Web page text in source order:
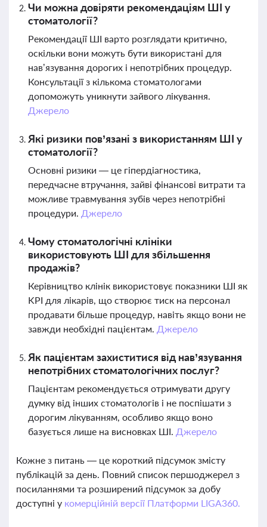
Чи можна довіряти рекомендаціям ШІ у
стоматології?
Рекомендації ШІ варто розглядати критично,
оскільки вони можуть бути використані для
нав’язування дорогих і непотрібних процедур.
Консультації з кількома стоматологами
допоможуть уникнути зайвого лікування.
Джерело
Які ризики пов’язані з використанням ШІ у
стоматології?
Основні ризики — це гіпердіагностика,
передчасне втручання, зайві фінансові витрати та
можливе травмування зубів через непотрібні
процедури. Джерело
Чому стоматологічні клініки
використовують ШІ для збільшення
продажів?
Керівництво клінік використовує показники ШІ як
KPI для лікарів, що створює тиск на персонал
продавати більше процедур, навіть якщо вони не
завжди необхідні пацієнтам. Джерело
Як пацієнтам захиститися від нав’язування
непотрібних стоматологічних послуг?
Пацієнтам рекомендується отримувати другу
думку від інших стоматологів і не поспішати з
дорогим лікуванням, особливо якщо воно
базується лише на висновках ШІ. Джерело
Кожне з питань — це короткий підсумок змісту
публікацій за день. Повний список першоджерел з
посиланнями та розширений підсумок за добу
доступні у комерційній версії Платформи LIGA360.